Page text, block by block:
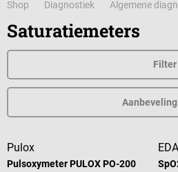
Shop Diagnostiek Algemene
Saturatiemeters
Filter
Pulox
Pulsoxymeter PULOX PO-200